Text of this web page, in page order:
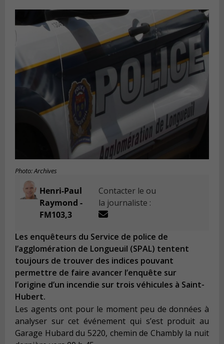
Photo: Archives
Henri-Paul
Raymond -
FM103,3
Contacter le ou
la journaliste :
Les enquêteurs du Service de police de
l’agglomération de Longueuil (SPAL) tentent
toujours de trouver des indices pouvant
permettre de faire avancer l’enquête sur
l’origine d’un incendie sur trois véhicules à Saint-
Hubert.
Les agents ont pour le moment peu de données à
analyser sur cet événement qui s’est produit au
Garage Hubard du 5220, chemin de Chambly la nuit